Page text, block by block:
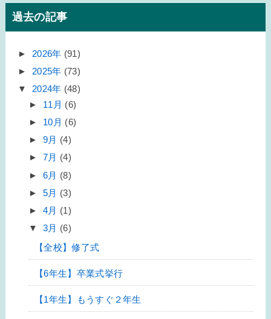
過去の記事
► 2026年 (91)
► 2025年 (73)
▼ 2024年 (48)
► 11月 (6)
► 10月 (6)
► 9月 (4)
► 7月 (4)
► 6月 (8)
► 5月 (3)
► 4月 (1)
▼ 3月 (6)
【全校】修了式
【6年生】卒業式挙行
【1年生】もうすぐ２年生